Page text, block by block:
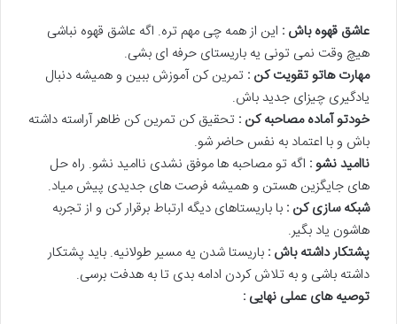
عاشق قهوه باش : این از همه چی مهم تره. اگه عاشق قهوه نباشی
هیچ وقت نمی تونی یه باریستای حرفه ای بشی.
مهارت هاتو تقویت کن : تمرین کن آموزش ببین و همیشه دنبال
یادگیری چیزای جدید باش.
خودتو آماده مصاحبه کن : تحقیق کن تمرین کن ظاهر آراسته داشته
باش و با اعتماد به نفس حاضر شو.
ناامید نشو : اگه تو مصاحبه ها موفق نشدی ناامید نشو. راه حل
های جایگزین هستن و همیشه فرصت های جدیدی پیش میاد.
شبکه سازی کن : با باریستاهای دیگه ارتباط برقرار کن و از تجربه
هاشون یاد بگیر.
پشتکار داشته باش : باریستا شدن یه مسیر طولانیه. باید پشتکار
داشته باشی و به تلاش کردن ادامه بدی تا به هدفت برسی.
توصیه های عملی نهایی :